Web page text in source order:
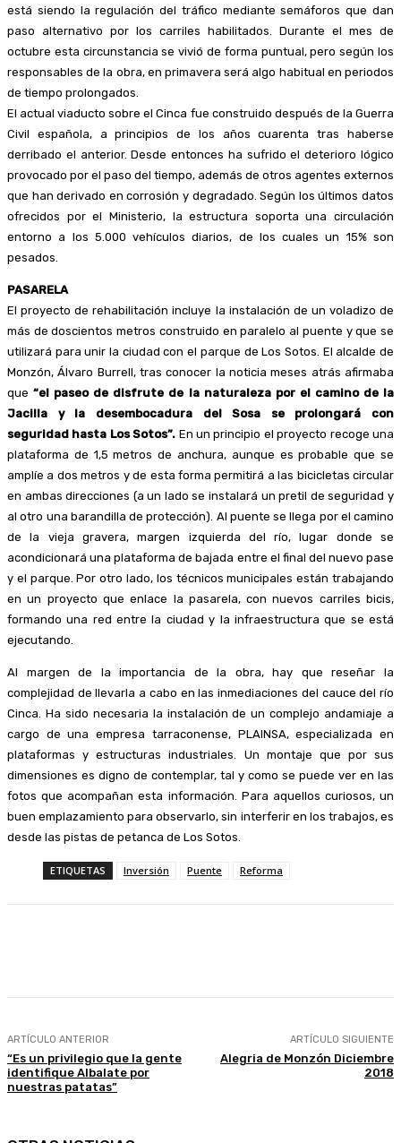
está siendo la regulación del tráfico mediante semáforos que dan
paso alternativo por los carriles habilitados. Durante el mes de
octubre esta circunstancia se vivió de forma puntual, pero según los
responsables de la obra, en primavera será algo habitual en periodos
de tiempo prolongados.
El actual viaducto sobre el Cinca fue construido después de la Guerra
Civil española, a principios de los años cuarenta tras haberse
derribado el anterior. Desde entonces ha sufrido el deterioro lógico
provocado por el paso del tiempo, además de otros agentes externos
que han derivado en corrosión y degradado. Según los últimos datos
ofrecidos por el Ministerio, la estructura soporta una circulación
entorno a los 5.000 vehículos diarios, de los cuales un 15% son
pesados.
PASARELA
El proyecto de rehabilitación incluye la instalación de un voladizo de
más de doscientos metros construido en paralelo al puente y que se
utilizará para unir la ciudad con el parque de Los Sotos. El alcalde de
Monzón, Álvaro Burrell, tras conocer la noticia meses atrás afirmaba
que“el paseo de disfrute de la naturaleza por el camino de la
Jacilla y la desembocadura del Sosa se prolongará con
seguridad hasta Los Sotos”. En un principio el proyecto recoge una
plataforma de 1,5 metros de anchura, aunque es probable que se
amplíe a dos metros y de esta forma permitirá a las bicicletas circular
en ambas direcciones (a un lado se instalará un pretil de seguridad y
al otro una barandilla de protección). Al puente se llega por el camino
de la vieja gravera, margen izquierda del río, lugar donde se
acondicionará una plataforma de bajada entre el final del nuevo pase
y el parque. Por otro lado, los técnicos municipales están trabajando
en un proyecto que enlace la pasarela, con nuevos carriles bicis,
formando una red entre la ciudad y la infraestructura que se está
ejecutando.
Al margen de la importancia de la obra, hay que reseñar la
complejidad de llevarla a cabo en las inmediaciones del cauce del río
Cinca. Ha sido necesaria la instalación de un complejo andamiaje a
cargo de una empresa tarraconense, PLAINSA, especializada en
plataformas y estructuras industriales. Un montaje que por sus
dimensiones es digno de contemplar, tal y como se puede ver en las
fotos que acompañan esta información. Para aquellos curiosos, un
buen emplazamiento para observarlo, sin interferir en los trabajos, es
desde las pistas de petanca de Los Sotos.
ETIQUETAS Inversión Puente Reforma
ARTÍCULO ANTERIOR
“Es un privilegio que la gente
identifique Albalate por
nuestras patatas”
ARTÍCULO SIGUIENTE
Alegria de Monzón Diciembre
2018